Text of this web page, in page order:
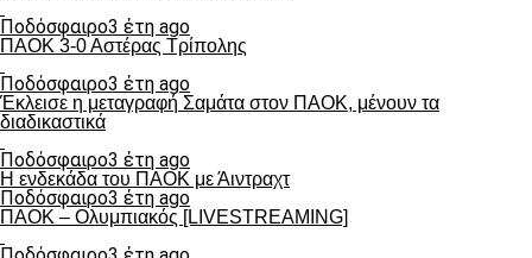
Ποδόσφαιρο3 έτη ago
ΠΑΟΚ 3-0 Αστέρας Τρίπολης
Ποδόσφαιρο3 έτη ago
Έκλεισε η μεταγραφή Σαμάτα στον ΠΑΟΚ, μένουν τα
διαδικαστικά
Ποδόσφαιρο3 έτη ago
Η ενδεκάδα του ΠΑΟΚ με Άιντραχτ
Ποδόσφαιρο3 έτη ago
ΠΑΟΚ – Ολυμπιακός [LIVESTREAMING]